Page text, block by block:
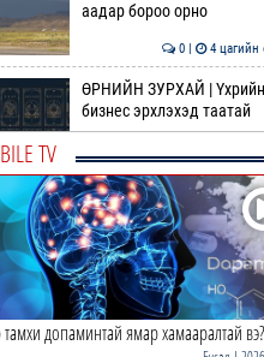
аадар бороо орно
0 | 4 цагийн
ӨРНИЙН ЗУРХАЙ |
бизнес эрхлэхэд таатай
ӨГЛӨӨНИЙ МЭНД!
0 | 5 цагийн
Луйз Энрике: Бага ч гэсэн
TV
допаминтай ямар хамааралтай вэ?